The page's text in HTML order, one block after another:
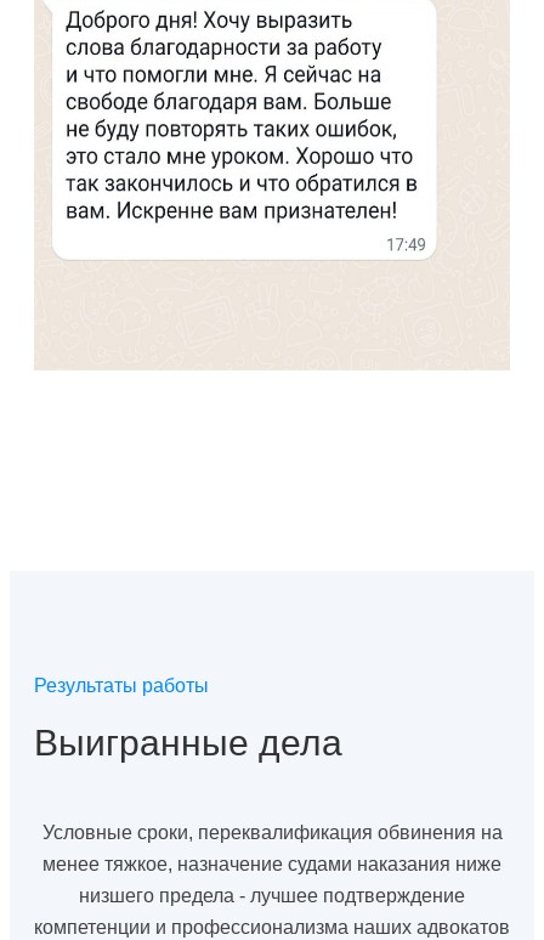
Результаты работы
Выигранные дела
Условные сроки, переквалификация обвинения на
менее тяжкое, назначение судами наказания ниже
низшего предела - лучшее подтверждение
компетенции и профессионализма наших адвокатов